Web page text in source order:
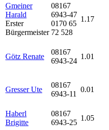
Gmeiner
Harald
Erster
Bürgermeister
08167
6943-47
0170 65
72 528
1.17
Götz Renate
08167
6943-24
1.01
Gresser Ute
08167
6943-11
0.01
Haberl
Brigitte
08167
6943-25
1.05